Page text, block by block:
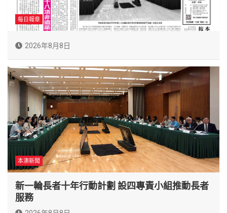
每日報章
2026年8月8日
本澳新聞
新一輪長者十年行動計劃 設四專責小組推動長者
服務